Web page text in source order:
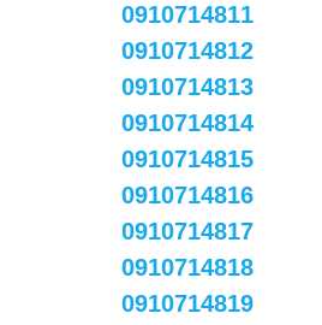
0910714811
0910714812
0910714813
0910714814
0910714815
0910714816
0910714817
0910714818
0910714819